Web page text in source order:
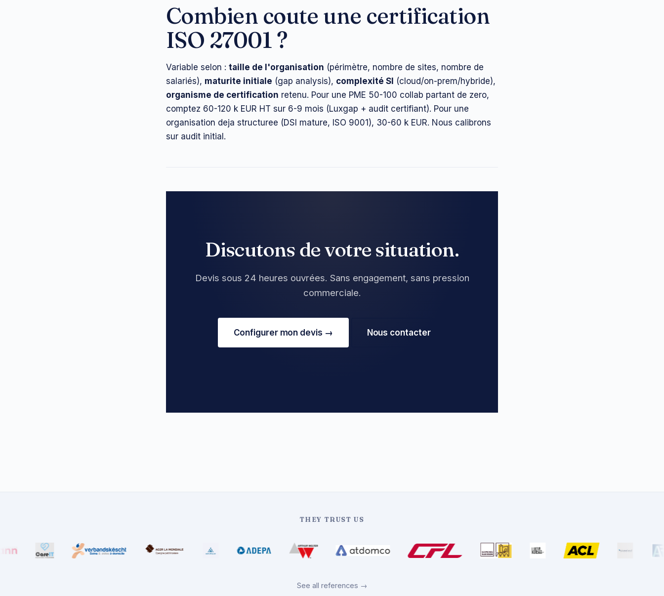
Combien coute une certification
ISO 27001 ?
Variable selon : taille de l'organisation (périmètre, nombre de sites, nombre de
salariés), maturite initiale (gap analysis), complexité SI (cloud/on-prem/hybride),
organisme de certification retenu. Pour une PME 50-100 collab partant de zero,
comptez 60-120 k EUR HT sur 6-9 mois (Luxgap + audit certifiant). Pour une
organisation deja structuree (DSI mature, ISO 9001), 30-60 k EUR. Nous calibrons
sur audit initial.
Discutons de votre situation.
Devis sous 24 heures ouvrées. Sans engagement, sans pression
commerciale.
Configurer mon devis → Nous contacter
THEY TRUST US
See all references →